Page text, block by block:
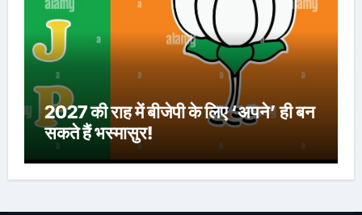
2027 की राह में बीजेपी के लिए ‘अपने’ ही बन
सकते हैं भस्मासुर!